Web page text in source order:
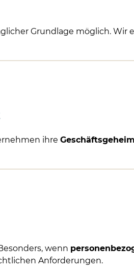
Grundlage möglich. Wir
ihre
wenn
Anforderungen.